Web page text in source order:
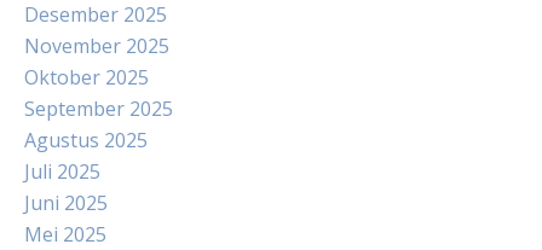
Desember 2025
November 2025
Oktober 2025
September 2025
Agustus 2025
Juli 2025
Juni 2025
Mei 2025